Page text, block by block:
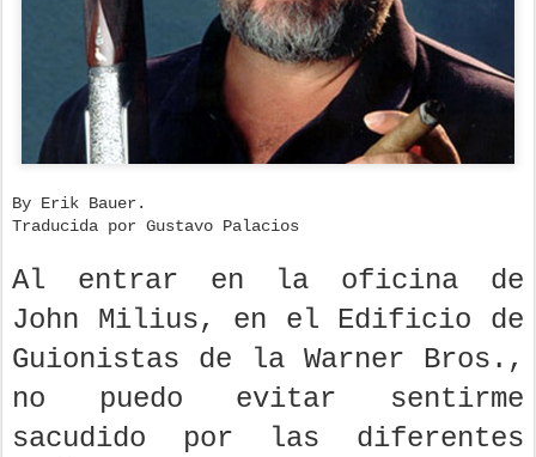
By Erik Bauer.
Traducida por Gustavo Palacios
Al entrar en la oficina de
John Milius, en el Edificio de
Guionistas de la Warner Bros.,
no puedo evitar sentirme
sacudido por las diferentes